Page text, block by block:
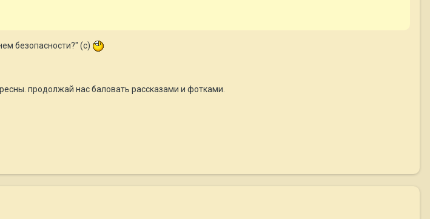
безопасности?" (с)
продолжай нас баловать рассказами и фотками.